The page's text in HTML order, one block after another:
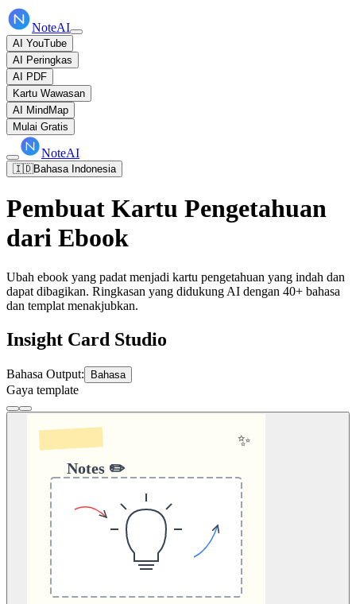
NoteAI
AI YouTube
AI Peringkas
AI PDF
Kartu Wawasan
AI MindMap
Mulai Gratis
NoteAI
🇮🇩Bahasa Indonesia
Pembuat Kartu Pengetahuan
dari Ebook
Ubah ebook yang padat menjadi kartu pengetahuan yang indah dan
dapat dibagikan. Ringkasan yang didukung AI dengan 40+ bahasa
dan templat menakjubkan.
Insight Card Studio
Bahasa Output: Bahasa
Gaya template